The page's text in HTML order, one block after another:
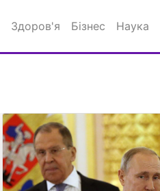
Здоров'я Бізнес Наука